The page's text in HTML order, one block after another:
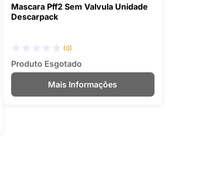
Mascara Pff2 Sem Valvula Unidade
Descarpack
(0)
Produto Esgotado
Mais Informações